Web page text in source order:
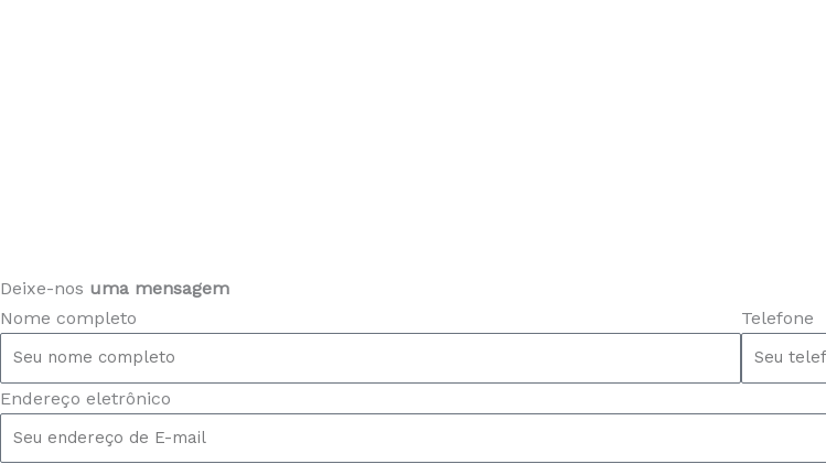
Deixe-nos uma mensagem
Nome completo
Telefone
Endereço eletrônico